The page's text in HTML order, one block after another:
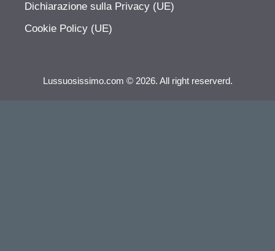
Dichiarazione sulla Privacy (UE)
Cookie Policy (UE)
Lussuosissimo.com © 2026. All right reserverd.